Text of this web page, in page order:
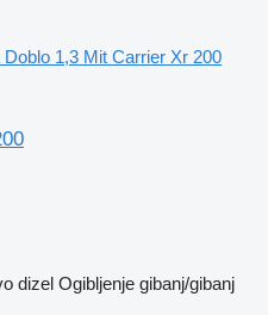
Doblo 1,3 Mit Carrier Xr 200
dizel Ogibljenje gibanj/gibanj